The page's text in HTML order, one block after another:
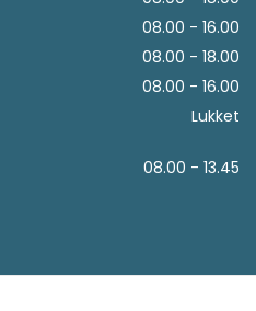
08.00 - 16.00
08.00 - 18.00
08.00 - 16.00
Lukket
08.00 - 13.45